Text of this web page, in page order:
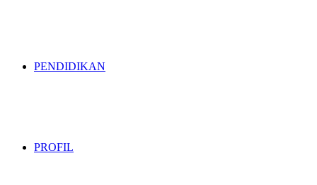
PENDIDIKAN
PROFIL